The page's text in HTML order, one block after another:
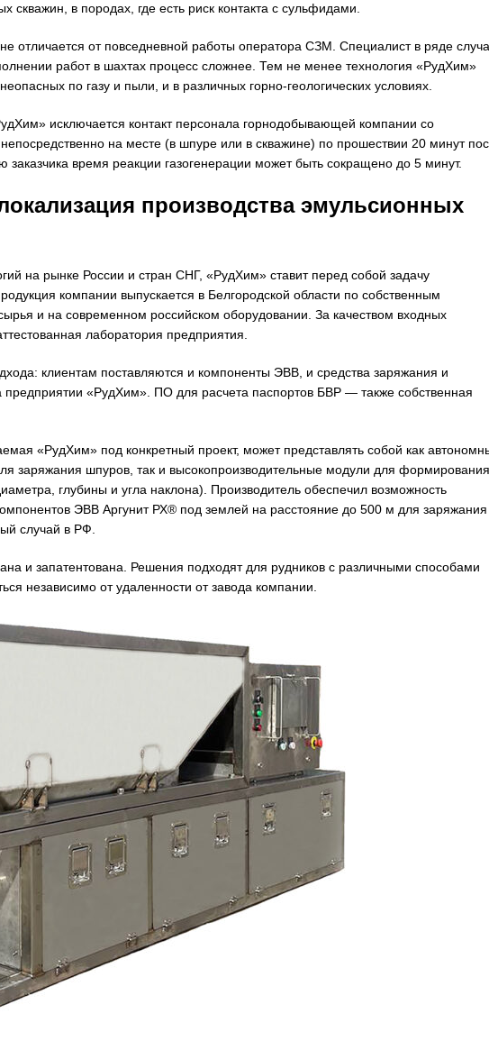
скважин, в породах, где есть риск контакта с сульфидами.
отличается от повседневной работы оператора СЗМ. Специалист в ряде
работ в шахтах процесс сложнее. Тем не менее технология «РудХим»
по газу и пыли, и в различных горно-геологических условиях.
исключается контакт персонала горнодобывающей компании со
на месте (в шпуре или в скважине) по прошествии 20 минут
время реакции газогенерации может быть сокращено до 5 минут.
производства эмульсионных
на рынке России и стран СНГ, «РудХим» ставит перед собой задачу
компании выпускается в Белгородской области по собственным
и на современном российском оборудовании. За качеством входных
лаборатория предприятия.
клиентам поставляются и компоненты ЭВВ, и средства заряжания и
предприятии «РудХим». ПО для расчета паспортов БВР — также собственная
«РудХим» под конкретный проект, может представлять собой как
заряжания шпуров, так и высокопроизводительные модули для формирования
глубины и угла наклона). Производитель обеспечил возможность
ЭВВ Аргунит РХ® под землей на расстояние до 500 м для заряжания
случай в РФ.
и запатентована. Решения подходят для рудников с различными способами
независимо от удаленности от завода компании.